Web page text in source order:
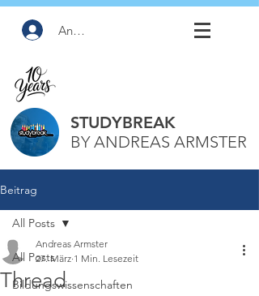
Anmelden
STUDYBREAK
BY ANDREAS ARMSTER
Beitrag
All Posts
Bildungswissenschaften
All Posts
Thread
Andreas Armster
27. März 1 Min. Lesezeit